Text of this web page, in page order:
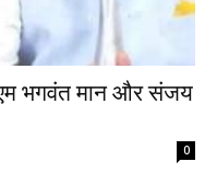
भगवंत मान और संजय
0